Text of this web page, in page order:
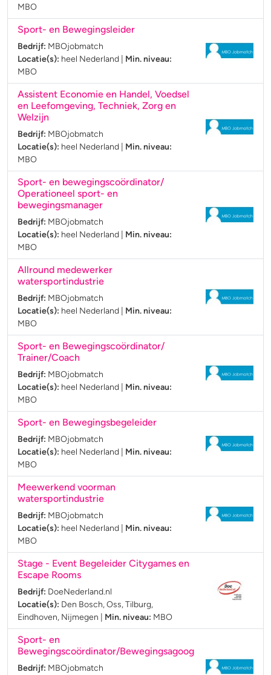
MBO
Sport- en Bewegingsleider
Bedrijf: MBOjobmatch
Locatie(s): heel Nederland
Min. niveau:
MBO
Assistent Economie en Handel, Voedsel
en Leefomgeving, Techniek, Zorg en
Welzijn
Bedrijf: MBOjobmatch
Locatie(s): heel Nederland
Min. niveau:
MBO
Sport- en bewegingscoördinator/
Operationeel sport- en
bewegingsmanager
Bedrijf: MBOjobmatch
Locatie(s): heel Nederland
Min. niveau:
MBO
Allround medewerker
watersportindustrie
Bedrijf: MBOjobmatch
Locatie(s): heel Nederland
Min. niveau:
MBO
Sport- en Bewegingscoördinator/
Trainer/Coach
Bedrijf: MBOjobmatch
Locatie(s): heel Nederland
Min. niveau:
MBO
Sport- en Bewegingsbegeleider
Bedrijf: MBOjobmatch
Locatie(s): heel Nederland
Min. niveau:
MBO
Meewerkend voorman
watersportindustrie
Bedrijf: MBOjobmatch
Locatie(s): heel Nederland
Min. niveau:
MBO
Stage - Event Begeleider Citygames en
Escape Rooms
Bedrijf: DoeNederland.nl
Locatie(s): Den Bosch, Oss, Tilburg,
Eindhoven, Nijmegen
Min. niveau: MBO
Sport- en
Bewegingscoördinator/Bewegingsagoog
Bedrijf: MBOjobmatch